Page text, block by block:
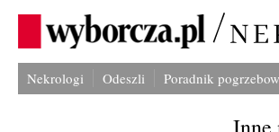
Nekrologi Odeszli Poradnik